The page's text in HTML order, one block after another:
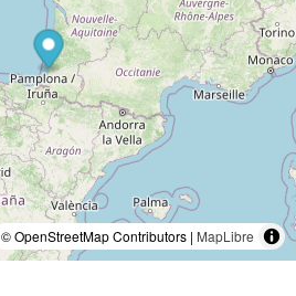
© OpenStreetMap Contributors | MapLibre